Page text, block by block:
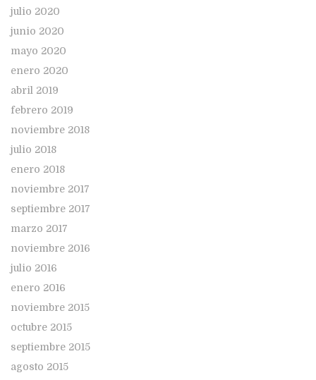
julio 2020
junio 2020
mayo 2020
enero 2020
abril 2019
febrero 2019
noviembre 2018
julio 2018
enero 2018
noviembre 2017
septiembre 2017
marzo 2017
noviembre 2016
julio 2016
enero 2016
noviembre 2015
octubre 2015
septiembre 2015
agosto 2015